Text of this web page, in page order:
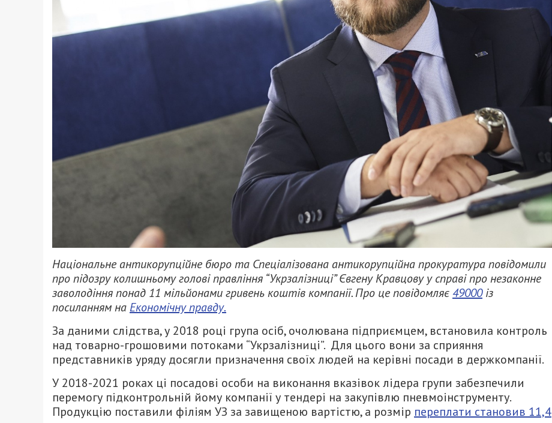
Національне антикорупційне бюро та Спеціалізована антикорупційна прокуратура повідомили
про підозру колишньому голові правління “Укрзалізниці” Євгену Кравцову у справі про незаконне
заволодіння понад 11 мільйонами гривень коштів компанії. Про це повідомляє49000із
посиланням на Економічну правду.
За даними слідства, у 2018 році група осіб, очолювана підприємцем, встановила контроль
над товарно-грошовими потоками “Укрзалізниці”. Для цього вони за сприяння
представників уряду досягли призначення своїх людей на керівні посади в держкомпанії.
У 2018-2021 роках ці посадові особи на виконання вказівок лідера групи забезпечили
перемогу підконтрольній йому компанії у тендері на закупівлю пневмоінструменту.
Продукцію поставили філіям УЗ за завищеною вартістю, а розмір переплати становив 11,4